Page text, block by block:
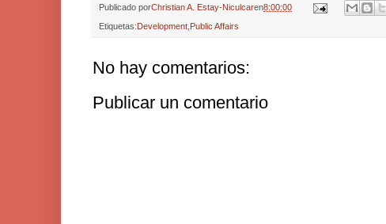
Publicado porChristian A. Estay-Niculcaren8:00:00
Etiquetas: Development Public Affairs
No hay comentarios:
Publicar un comentario